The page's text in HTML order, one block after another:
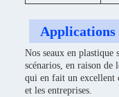
Applications
Nos seaux en plastique
scénarios, en raison
qui en fait un excellent
et les entreprises.